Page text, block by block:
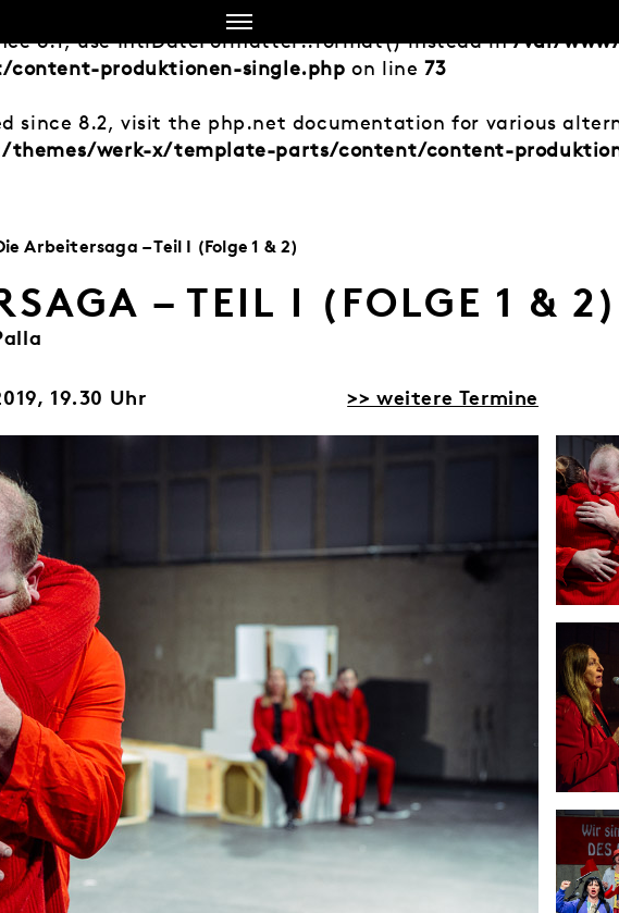
8.1, use IntlDateFormatter::format() instead in/var/
produktionen-single.php on line73
since 8.2, visit the php.net documentation for various
werk-x/template-parts/content/content-
Arbeitersaga – Teil I (Folge 1 & 2)
– TEIL I (FOLGE 1 & 2)
19.30 Uhr >> weitere Termine